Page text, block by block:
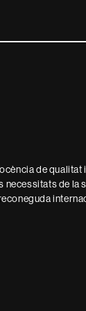
de qualitat
de la